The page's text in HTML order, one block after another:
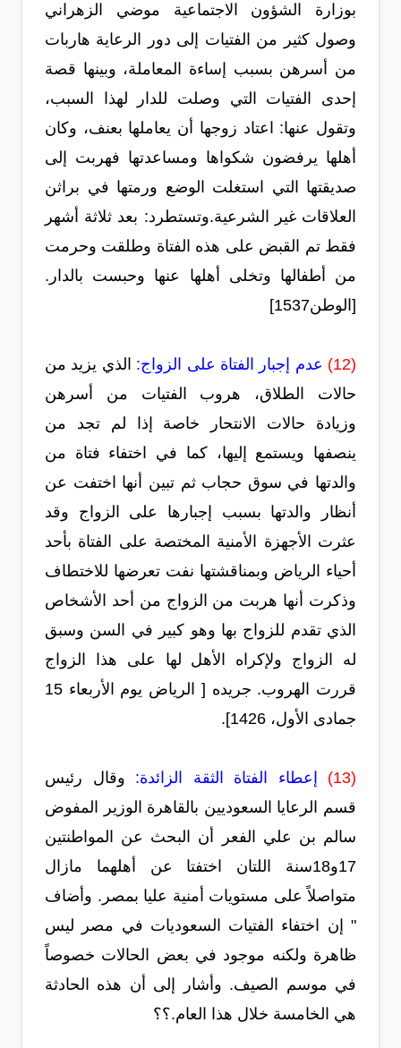
بوزارة الشؤون الاجتماعية موضي الزهراني
وصول كثير من الفتيات إلى دور الرعاية هاربات
من أسرهن بسبب إساءة المعاملة، وبينها قصة
إحدى الفتيات التي وصلت للدار لهذا السبب،
وتقول عنها: اعتاد زوجها أن يعاملها بعنف، وكان
أهلها يرفضون شكواها ومساعدتها فهربت إلى
صديقتها التي استغلت الوضع ورمتها في براثن
العلاقات غير الشرعية.وتستطرد: بعد ثلاثة أشهر
فقط تم القبض على هذه الفتاة وطلقت وحرمت
من أطفالها وتخلى أهلها عنها وحبست بالدار.
[الوطن1537]
(12) عدم إجبار الفتاة على الزواج: الذي يزيد من
حالات الطلاق، هروب الفتيات من أسرهن
وزيادة حالات الانتحار خاصة إذا لم تجد من
ينصفها ويستمع إليها، كما في اختفاء فتاة من
والدتها في سوق حجاب ثم تبين أنها اختفت عن
أنظار والدتها بسبب إجبارها على الزواج وقد
عثرت الأجهزة الأمنية المختصة على الفتاة بأحد
أحياء الرياض وبمناقشتها نفت تعرضها للاختطاف
وذكرت أنها هربت من الزواج من أحد الأشخاص
الذي تقدم للزواج بها وهو كبير في السن وسبق
له الزواج ولإكراه الأهل لها على هذا الزواج
قررت الهروب. جريده [ الرياض يوم الأربعاء 15
جمادى الأول، 1426].
(13) إعطاء الفتاة الثقة الزائدة: وقال رئيس
قسم الرعايا السعوديين بالقاهرة الوزير المفوض
سالم بن علي الفعر أن البحث عن المواطنتين
17و18سنة اللتان اختفتا عن أهلهما مازال
متواصلاً على مستويات أمنية عليا بمصر. وأضاف
" إن اختفاء الفتيات السعوديات في مصر ليس
ظاهرة ولكنه موجود في بعض الحالات خصوصاً
في موسم الصيف. وأشار إلى أن هذه الحادثة
هي الخامسة خلال هذا العام.؟؟